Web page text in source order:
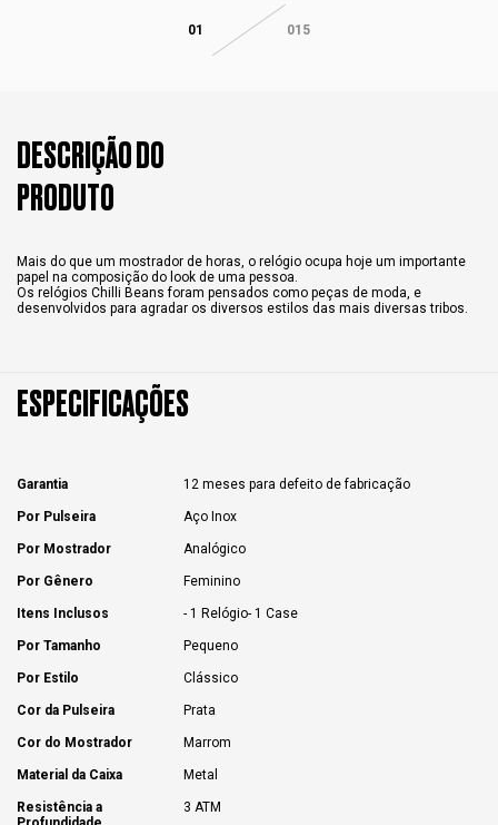
01 015
DESCRIÇÃO DO
PRODUTO
Mais do que um mostrador de horas, o relógio ocupa hoje um importante
papel na composição do look de uma pessoa.
Os relógios Chilli Beans foram pensados como peças de moda, e
desenvolvidos para agradar os diversos estilos das mais diversas tribos.
ESPECIFICAÇÕES
Garantia 12 meses para defeito de fabricação
Por Pulseira Aço Inox
Por Mostrador Analógico
Por Gênero Feminino
Itens Inclusos - 1 Relógio- 1 Case
Por Tamanho Pequeno
Por Estilo Clássico
Cor da Pulseira Prata
Cor do Mostrador Marrom
Material da Caixa Metal
Resistência a
3 ATM